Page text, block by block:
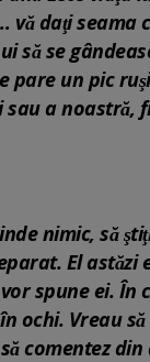
daţi seama
să se
pare un pic
a noastră,
nimic, să
El astăzi
spune ei. În
ochi. Vreau
comentez